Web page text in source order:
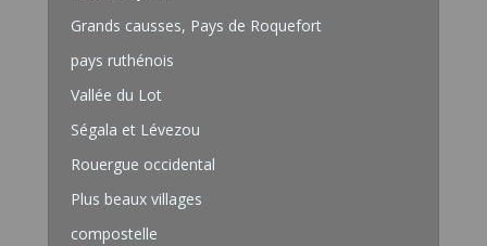
Grands causses, Pays de Roquefort
pays ruthénois
Vallée du Lot
Ségala et Lévezou
Rouergue occidental
Plus beaux villages
compostelle